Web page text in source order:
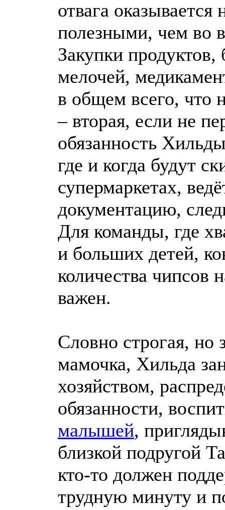
отвага оказывается
полезными, чем во
Закупки
мелочей,
в общем всего, что
– вторая, если не
обязанность
где и когда будут
супермаркетах,
документацию,
Для команды, где
и больших детей,
количества чипсов
важен.
Словно строгая, но
мамочка, Хильда
хозяйством,
обязанности,
малышей,
близкой подругой
кто-то должен
трудную минуту и